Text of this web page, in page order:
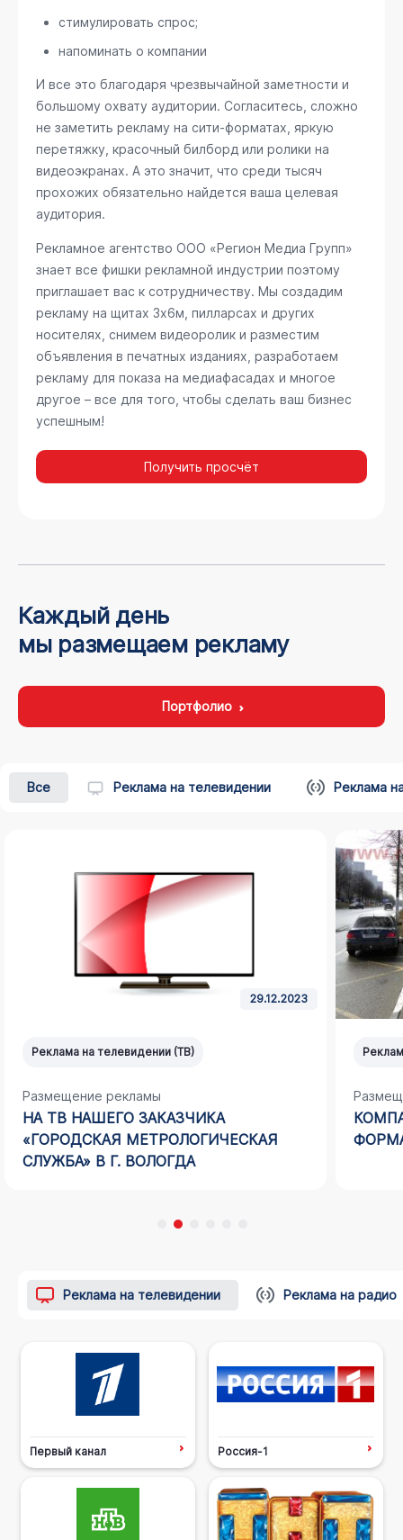
стимулировать спрос;
напоминать о компании
И все это благодаря чрезвычайной заметности и
большому охвату аудитории. Согласитесь, сложно
не заметить рекламу на сити-форматах, яркую
перетяжку, красочный билборд или ролики на
видеоэкранах. А это значит, что среди тысяч
прохожих обязательно найдется ваша целевая
аудитория.
Рекламное агентство ООО «Регион Медиа Групп»
знает все фишки рекламной индустрии поэтому
приглашает вас к сотрудничеству. Мы создадим
рекламу на щитах 3х6м, пилларсах и других
носителях, снимем видеоролик и разместим
объявления в печатных изданиях, разработаем
рекламу для показа на медиафасадах и многое
другое – все для того, чтобы сделать ваш бизнес
успешным!
Получить просчёт
Каждый день
мы размещаем рекламу
Портфолио
Все Реклама на телевидении Реклама
29.12.2023
Реклама на телевидении (ТВ)
Размещение рекламы
НА ТВ НАШЕГО ЗАКАЗЧИКА
«ГОРОДСКАЯ МЕТРОЛОГИЧЕСКАЯ
СЛУЖБА» В Г. ВОЛОГДА
Реклама на телевидении Реклама на радио
Первый канал Россия-1